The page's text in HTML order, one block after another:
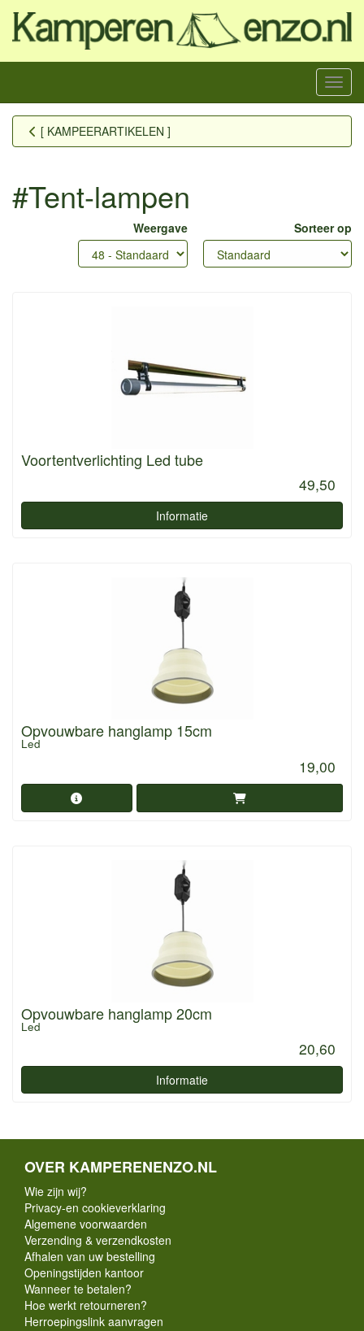
Menu
[ KAMPEERARTIKELEN ]
#Tent-lampen
Weergave Sorteer op
Voortentverlichting Led tube
49,50
Informatie
Opvouwbare hanglamp 15cm
Led
19,00
Opvouwbare hanglamp 20cm
Led
20,60
Informatie
OVER KAMPERENENZO.NL
Wie zijn wij?
Privacy-en cookieverklaring
Algemene voorwaarden
Verzending & verzendkosten
Afhalen van uw bestelling
Openingstijden kantoor
Wanneer te betalen?
Hoe werkt retourneren?
Herroepingslink aanvragen